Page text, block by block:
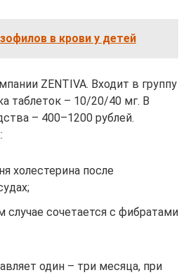
в крови у детей
ZENTIVA. Входит в группу
таблеток – 10/20/40 мг. В
– 400–1200 рублей.
холестерина после
случае сочетается с фибратами
один – три месяца, при